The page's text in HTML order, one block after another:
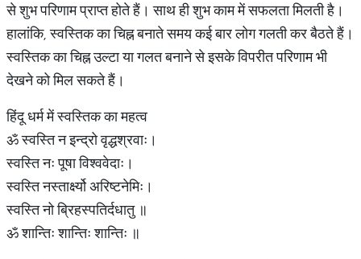
से शुभ परिणाम प्राप्त होते हैं। साथ ही शुभ काम में सफलता मिलती है।
हालांकि, स्वस्तिक का चिह्न बनाते समय कई बार लोग गलती कर बैठते हैं।
स्वस्तिक का चिह्न उल्टा या गलत बनाने से इसके विपरीत परिणाम भी
देखने को मिल सकते हैं।
हिंदू धर्म में स्वस्तिक का महत्व
ॐ स्वस्ति न इन्द्रो वृद्धश्रवाः।
स्वस्ति नः पूषा विश्ववेदाः।
स्वस्ति नस्तार्क्ष्यो अरिष्टनेमिः।
स्वस्ति नो ब्रिहस्पतिर्दधातु ॥
ॐ शान्तिः शान्तिः शान्तिः ॥